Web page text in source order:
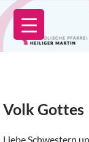
Zum
Inhalt
springen
Volk Gottes
Liebe Schwestern